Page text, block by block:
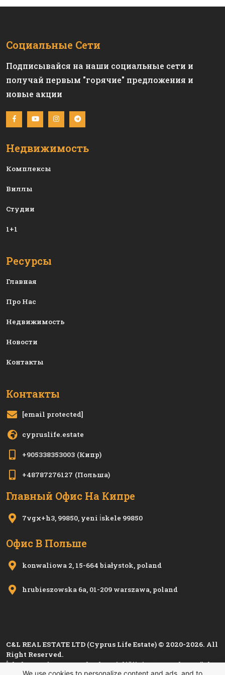
Социальные Сети
Подписывайся на наши социальные сети и
получай первым "горячие" предложения и
новые акции
Недвижимость
Комплексы
Виллы
Студии
1+1
Ресурсы
Главная
Про Нас
Недвижимость
Новости
Контакты
Контакты
[email protected]
cypruslife.estate
+905338353003 (Кипр)
+48787276127 (Польша)
Главный Офис На Кипре
7vgx+h3, 99850, yeni i̇skele 99850
Офис В Польше
konwaliowa 2, 15-664 białystok, poland
hrubieszowska 6a, 01-209 warszawa, poland
C&L REAL ESTATE LTD (Cyprus Life Estate) © 2020-2026. All
Right Reserved.
İskele Esnaf ve Zanaatkarlar Birliği'nin 1280, Kıbrıs Türk
We use cookies to personalize content and ads, and to